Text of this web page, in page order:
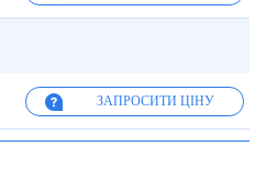
ЗАПРОСИТИ ЦІНУ